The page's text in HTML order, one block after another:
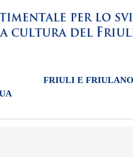
FRIULI E FRIULANO